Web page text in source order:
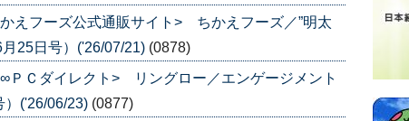
えフーズ公式通販サイト> ちかえフーズ／”明太
月25日号）('26/07/21) (0878)
ＰＣダイレクト> リングロー／エンゲージメント
）('26/06/23) (0877)